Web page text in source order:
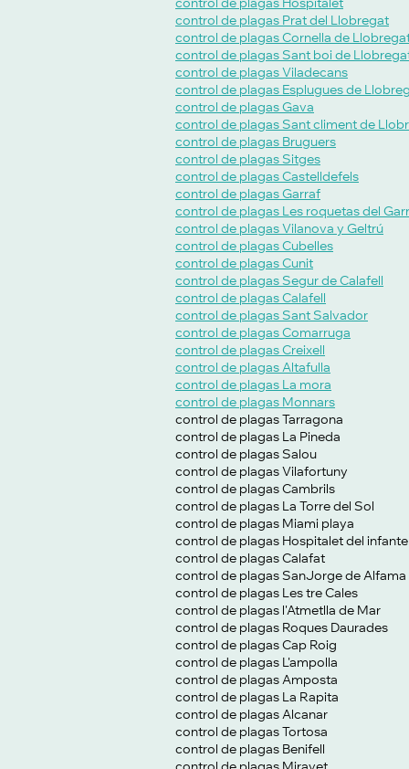
control de plagas Prat del Llobregat
control de plagas Cornella de
control de plagas Sant boi de
control de plagas Viladecans
control de plagas Esplugues de
control de plagas Gava
control de plagas Sant climent de
control de plagas Bruguers
control de plagas Sitges
control de plagas Castelldefels
control de plagas Garraf
control de plagas Les roquetas del
control de plagas Vilanova y Geltrú
control de plagas Cubelles
control de plagas Cunit
control de plagas Segur de Calafell
control de plagas Calafell
control de plagas Sant Salvador
control de plagas Comarruga
control de plagas Creixell
control de plagas Altafulla
control de plagas La mora
control de plagas Monnars
control de plagas Tarragona
control de plagas La Pineda
control de plagas Salou
control de plagas Vilafortuny
control de plagas Cambrils
control de plagas La Torre del Sol
control de plagas Miami playa
control de plagas Hospitalet del infante
control de plagas Calafat
control de plagas SanJorge de Alfama
control de plagas Les tre Cales
control de plagas l'Atmetlla de Mar
control de plagas Roques Daurades
control de plagas Cap Roig
control de plagas L'ampolla
control de plagas Amposta
control de plagas La Rapita
control de plagas Alcanar
control de plagas Tortosa
control de plagas Benifell